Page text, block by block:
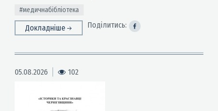
#медичнабібліотека
Докладніше Поділитись:
05.08.2026 102